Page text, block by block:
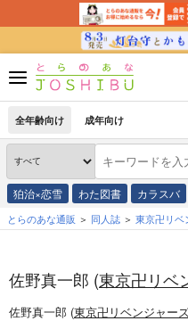
全年齢向け 成年向け
狛治×恋雪 わた図書 カラスバ
とらのあな通販 同人誌 東京卍リベ
佐野真一郎 (東京卍リベ
佐野真一郎 (東京卍リベンジャー